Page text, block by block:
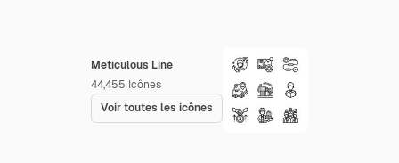
Meticulous Line
44,455 Icônes
Voir toutes les icônes